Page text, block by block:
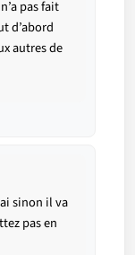
pas fait
d’abord
autres de
sinon il va
pas en